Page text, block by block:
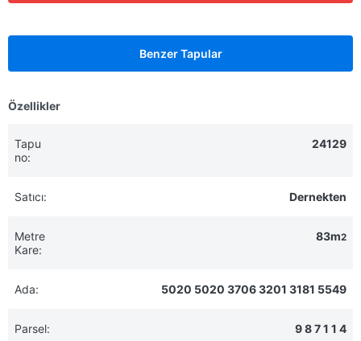
Özellikler
Tapu
no:
24129
Satıcı: Dernekten
Metre
Kare:
83m2
Ada: 5020 5020 3706 3201 3181 5549
Parsel: 9 8 7 1 1 4
Benzer Tapular